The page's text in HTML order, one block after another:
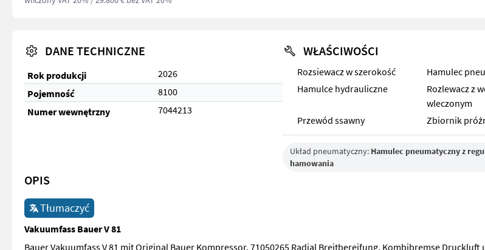
DANE TECHNICZNE
Rok produkcji
2026
Pojemność
8100
Numer wewnętrzny
7044213
WŁAŚCIWOŚCI
Rozsiewacz w szerokość
Hamulec
Hamulce hydrauliczne
Rozlewacz z
wleczonym
Przewód ssawny
Zbiornik
Układ pneumatyczny: Hamulec pneumatyczny z
hamowania
OPIS
Tłumaczyć
Vakuumfass Bauer V 81
Bauer Vakuumfass V 81 mit Original Bauer Kompressor, 71050265 Radial Breitbereifung, Kombibremse Druckluft